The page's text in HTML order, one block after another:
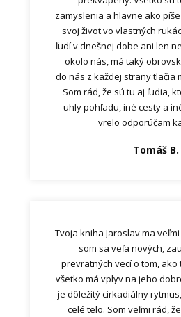
zamyslenia a hlavne ako
svoj život vo vlastných
ľudí v dnešnej dobe ani len
okolo nás, má taký
do nás z každej strany tlačia
Som rád, že sú tu aj ľudia,
uhly pohľadu, iné cesty a
vrelo odporúčam
Tomáš B.
Tvoja kniha Jaroslav ma
som sa veľa nových,
prevratných vecí o tom, ako
všetko má vplyv na jeho
je dôležitý cirkadiálny
celé telo. Som veľmi rád,